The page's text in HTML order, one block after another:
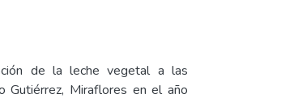
de la leche vegetal a las
Gutiérrez, Miraflores en el año